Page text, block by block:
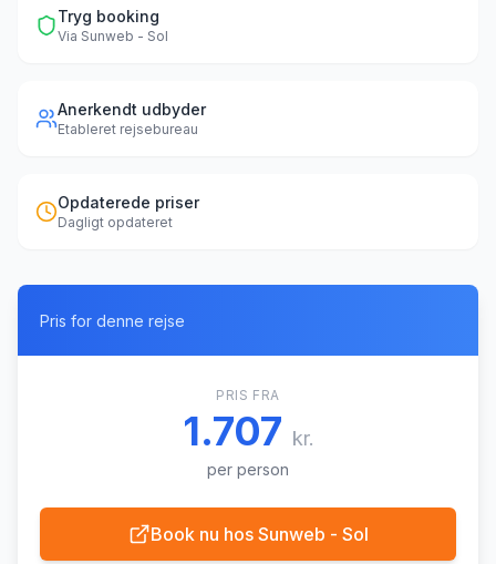
Tryg booking
Via Sunweb - Sol
Anerkendt udbyder
Etableret rejsebureau
Opdaterede priser
Dagligt opdateret
Pris for denne rejse
PRIS FRA
1.707 kr.
per person
Book nu hos Sunweb - Sol